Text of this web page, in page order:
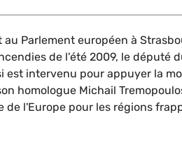
au Parlement européen à
de l'été 2009, le député
est intervenu pour appuyer la
homologue Michail
de l'Europe pour les régions